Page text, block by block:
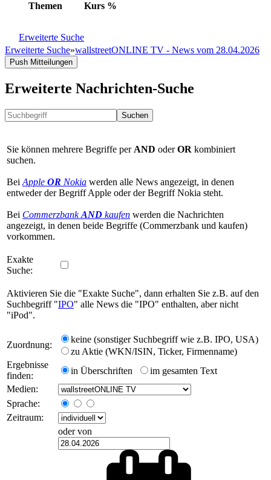
Themen Kurs %
Erweiterte Suche
Erweiterte Suche»wallstreetONLINE TV - News vom 28.04.2026
Push Mitteilungen
Erweiterte Nachrichten-Suche
Suchen
Sie können mehrere Begriffe per AND oderOR kombiniert
suchen.
Bei Apple OR Nokia werden alle News angezeigt, in denen
entweder der Begriff Apple oder der Begriff Nokia steht.
Bei CommerzbankAND kaufen werden die Nachrichten
angezeigt, in denen beide Begriffe (Commerzbank und kaufen)
vorkommen.
Exakte
Suche:
Aktivieren Sie die "Exakte Suche", dann erhalten Sie z.B. auf den
Suchbegriff "IPO" alle News die "IPO" enthalten, aber nicht
"iPod".
Zuordnung:
keine (sonstiger Suchbegriff wie z.B. IPO, USA)
zu Aktie (WKN/ISIN, Ticker, Firmenname)
Ergebnisse
finden:
in Überschriften
im gesamten Text
Medien:
Sprache:
Zeitraum:
oder von